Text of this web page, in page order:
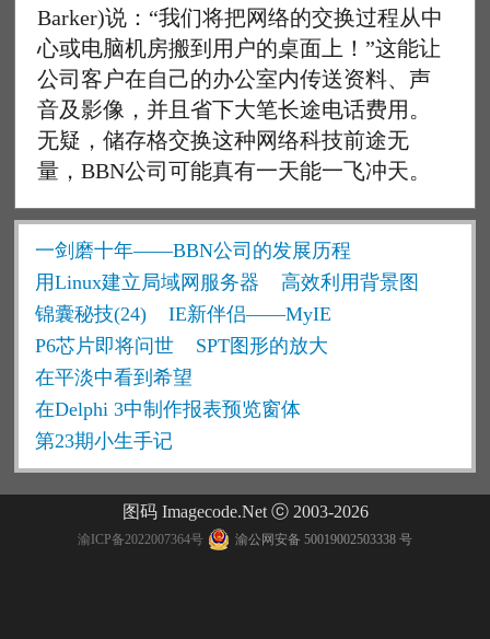
Barker)说：“我们将把网络的交换过程从中
心或电脑机房搬到用户的桌面上！”这能让
公司客户在自己的办公室内传送资料、声
音及影像，并且省下大笔长途电话费用。
无疑，储存格交换这种网络科技前途无
量，BBN公司可能真有一天能一飞冲天。
一剑磨十年——BBN公司的发展历程
用Linux建立局域网服务器
高效利用背景图
锦囊秘技(24)
IE新伴侣——MyIE
P6芯片即将问世
SPT图形的放大
在平淡中看到希望
在Delphi 3中制作报表预览窗体
第23期小生手记
图码 Imagecode.Net ⓒ 2003-2026
渝ICP备2022007364号 渝公网安备 50019002503338 号